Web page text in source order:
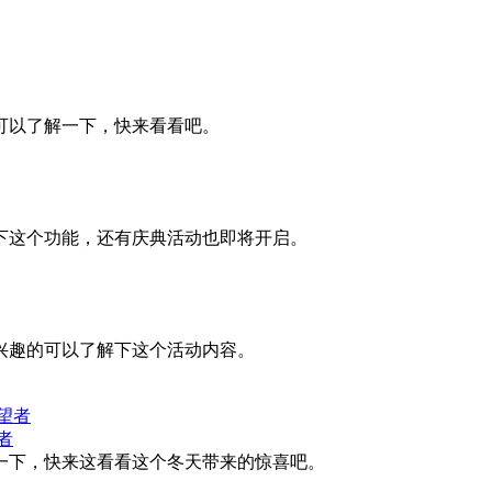
了解一下，快来看看吧。
个功能，还有庆典活动也即将开启。
的可以了解下这个活动内容。
，快来这看看这个冬天带来的惊喜吧。